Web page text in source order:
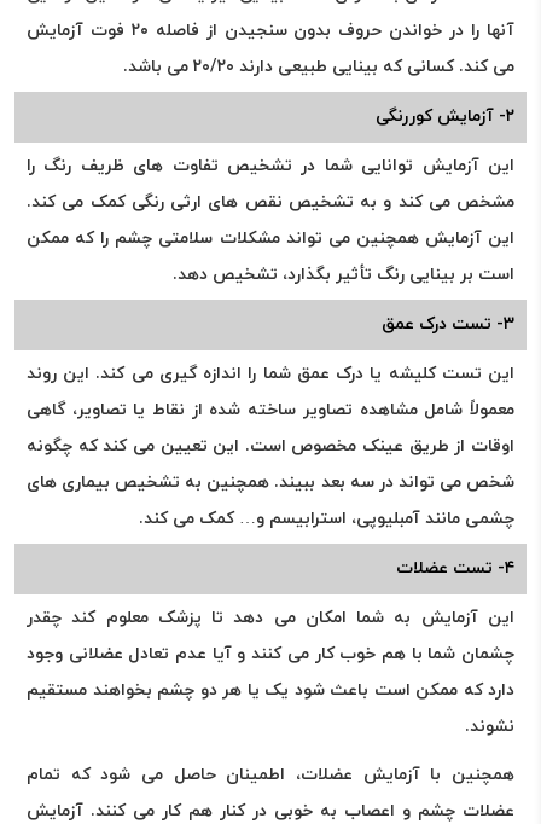
آنها را در خواندن حروف بدون سنجیدن از فاصله ۲۰ فوت آزمایش
می کند. کسانی که بینایی طبیعی دارند ۲۰/۲۰ می باشد.
۲- آزمایش کوررنگی
این آزمایش توانایی شما در تشخیص تفاوت های ظریف رنگ را
مشخص می کند و به تشخیص نقص های ارثی رنگی کمک می کند.
این آزمایش همچنین می تواند مشکلات سلامتی چشم را که ممکن
است بر بینایی رنگ تأثیر بگذارد، تشخیص دهد.
۳- تست درک عمق
این تست کلیشه یا درک عمق شما را اندازه گیری می کند. این روند
معمولاً شامل مشاهده تصاویر ساخته شده از نقاط یا تصاویر، گاهی
اوقات از طریق عینک مخصوص است. این تعیین می کند که چگونه
شخص می تواند در سه بعد ببیند. همچنین به تشخیص بیماری های
چشمی مانند آمبلیوپی، استرابیسم و… کمک می کند.
۴- تست عضلات
این آزمایش به شما امکان می دهد تا پزشک معلوم کند چقدر
چشمان شما با هم خوب کار می کنند و آیا عدم تعادل عضلانی وجود
دارد که ممکن است باعث شود یک یا هر دو چشم بخواهند مستقیم
نشوند.
همچنین با آزمایش عضلات، اطمینان حاصل می شود که تمام
عضلات چشم و اعصاب به خوبی در کنار هم کار می کنند. آزمایش